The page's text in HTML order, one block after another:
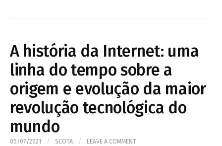
A história da Internet: uma
linha do tempo sobre a
origem e evolução da maior
revolução tecnológica do
mundo
05/07/2021 / SCOTA / LEAVE A COMMENT